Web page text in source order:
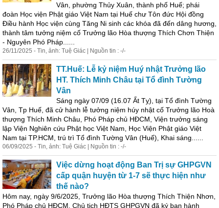
Vân, phường Thủy Xuân, thành phố Huế; phái
đoàn Học viện Phật giáo Việt Nam tại Huế chư Tôn đức Hội đồng
Điều hành Học viện cùng Tăng Ni sinh các khóa đã đến dâng hương,
thành tâm tưởng niệm cố Trưởng lão Hòa thượng Thích Chơn Thiện
- Nguyên Phó Pháp......
26/11/2025 - Tin, ảnh: Tuệ Giác | Nguồn tin : -/-
TT.Huế: Lễ kỷ niệm Huý nhật Trưởng lão
HT. Thích Minh Châu tại Tổ đình Tường
Vân
Sáng ngày 07/09 (16.07 Ất Tỵ), tại Tổ đình Tường
Vân, Tp Huế, đã cử hành lễ tưởng niệm húy nhật cố Trưởng lão Hoà
thượng Thích Minh Châu, Phó Pháp chủ HĐCM, Viện trưởng sáng
lập Viện Nghiên cứu Phật học Việt Nam , Học Viện Phật giáo Việt
Nam tại TP.HCM, trú trì Tổ đình Tường Vân (Huế), Khai sáng......
06/09/2025 - Tin, ảnh: Tuệ Giác | Nguồn tin : -/-
Việc dừng hoạt động Ban Trị sự GHPGVN
cấp quận huyện từ 1-7 sẽ thực hiện như
thế nào?
Hôm nay, ngày 9/6/2025, Trưởng lão Hòa thượng Thích Thiện Nhơn,
Phó Pháp chủ HĐCM, Chủ tịch HĐTS GHPGVN đã ký ban hành